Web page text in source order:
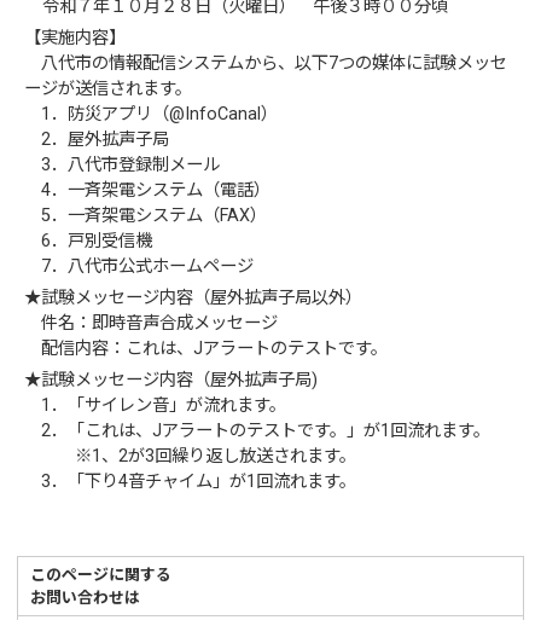
令和７年１０月２８日（火曜日） 午後３時００分頃
【実施内容】
八代市の情報配信システムから、以下7つの媒体に試験メッセ
ージが送信されます。
1．防災アプリ（@InfoCanal）
2．屋外拡声子局
3．八代市登録制メール
4．一斉架電システム（電話）
5．一斉架電システム（FAX）
6．戸別受信機
7．八代市公式ホームページ
★試験メッセージ内容（屋外拡声子局以外）
件名：即時音声合成メッセージ
配信内容：これは、Jアラートのテストです。
★試験メッセージ内容（屋外拡声子局)
1．「サイレン音」が流れます。
2．「これは、Jアラートのテストです。」が1回流れます。
※1、2が3回繰り返し放送されます。
3．「下り4音チャイム」が1回流れます。
このページに関する
お問い合わせは